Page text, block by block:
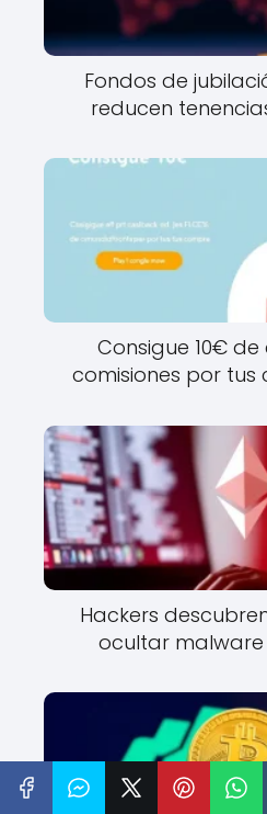
Fondos de
reducen
Consigue 10€
comisiones por tus
Hackers
ocultar malware